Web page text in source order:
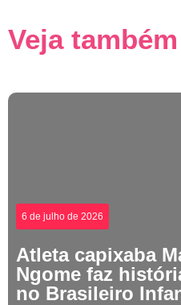
Veja também
6 de julho de 2026
Atleta capixaba
Ngome faz
no Brasileiro